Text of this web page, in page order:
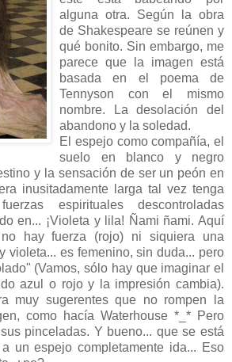
alguna otra. Según la obra
de Shakespeare se reúnen y
qué bonito. Sin embargo, me
parece que la imagen está
basada en el poema de
Tennyson con el mismo
nombre. La desolación del
abandono y la soledad.
El espejo como compañía, el
suelo en blanco y negro
y la sensación de ser un peón en
inusitadamente larga tal vez tenga
espirituales descontroladas
en... ¡Violeta y lila! Ñami ñami. Aquí
hay fuerza (rojo) ni siquiera una
violeta... es femenino, sin duda... pero
(Vamos, sólo hay que imaginar el
azul o rojo y la impresión cambia).
muy sugerentes que no rompen la
como hacía Waterhouse *_* Pero
pinceladas. Y bueno... que se está
un espejo completamente ida... Eso